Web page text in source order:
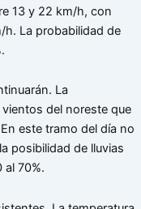
13 y 22 km/h, con
h. La probabilidad de
La
del noreste que
este tramo del día no
posibilidad de lluvias
70%.